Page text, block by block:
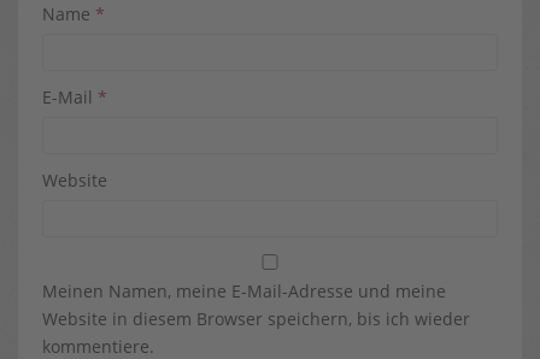
Name *
E-Mail *
Website
Meinen Namen, meine E-Mail-Adresse und meine
Website in diesem Browser speichern, bis ich wieder
kommentiere.